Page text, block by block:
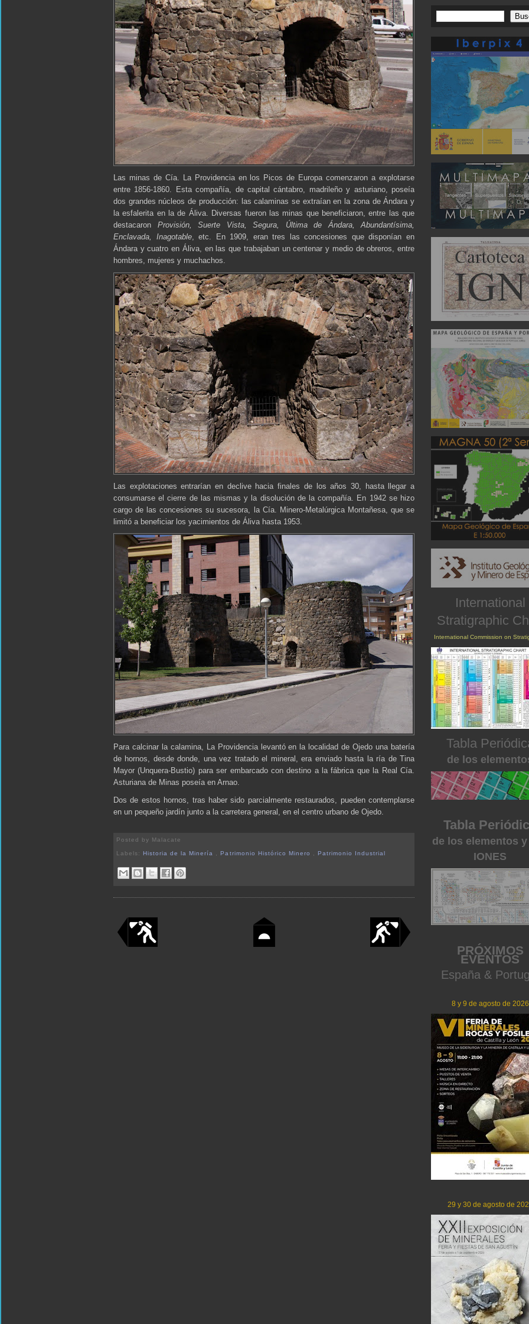
Las minas de Cía. La Providencia en los Picos de Europa comenzaron a explotarse
entre 1856-1860. Esta compañía, de capital cántabro, madrileño y asturiano, poseía
dos grandes núcleos de producción: las calaminas se extraían en la zona de Ándara y
la esfalerita en la de Áliva. Diversas fueron las minas que beneficiaron, entre las que
destacaron Provisión, Suerte Vista, Segura, Última de Ándara, Abundantísima,
Enclavada, Inagotable, etc. En 1909, eran tres las concesiones que disponían en
Ándara y cuatro en Áliva, en las que trabajaban un centenar y medio de obreros, entre
hombres, mujeres y muchachos.
Las explotaciones entrarían en declive hacia finales de los años 30, hasta llegar a
consumarse el cierre de las mismas y la disolución de la compañía. En 1942 se hizo
cargo de las concesiones su sucesora, la Cía. Minero-Metalúrgica Montañesa, que se
limitó a beneficiar los yacimientos de Áliva hasta 1953.
Para calcinar la calamina, La Providencia levantó en la localidad de Ojedo una batería
de hornos, desde donde, una vez tratado el mineral, era enviado hasta la ría de Tina
Mayor (Unquera-Bustio) para ser embarcado con destino a la fábrica que la Real Cía.
Asturiana de Minas poseía en Arnao.
Dos de estos hornos, tras haber sido parcialmente restaurados, pueden contemplarse
en un pequeño jardín junto a la carretera general, en el centro urbano de Ojedo.
Posted by Malacate
Labels:Historia de la Minería ,Patrimonio Histórico Minero , Patrimonio Industrial
International
Stratigraphic
International Commission on
Tabla
de los
Tabla
de los elementos
IONES
PRÓXIMOS
EVENTOS
España &
8 y 9 de agosto de 2026
29 y 30 de agosto de